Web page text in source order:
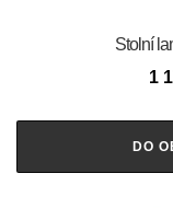
Stolní
1
DO